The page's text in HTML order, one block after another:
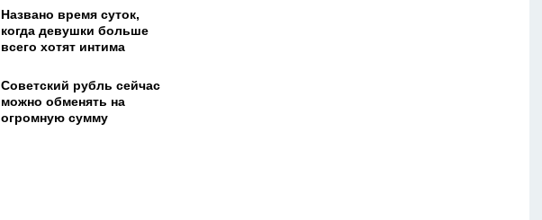
Названо время суток,
когда девушки больше
всего хотят интима
Советский рубль сейчас
можно обменять на
огромную сумму